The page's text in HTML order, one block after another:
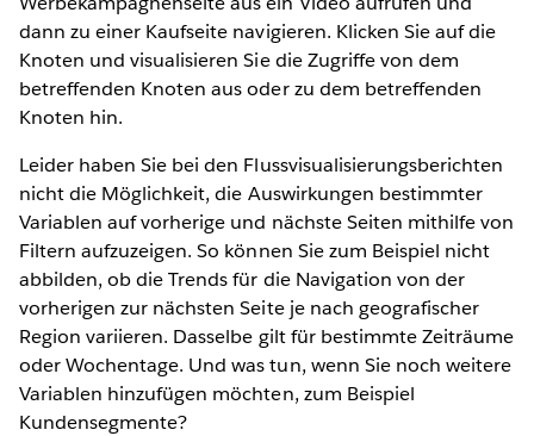
dann zu einer Kaufseite navigieren. Klicken Sie auf die
Knoten und visualisieren Sie die Zugriffe von dem
betreffenden Knoten aus oder zu dem betreffenden
Knoten hin.
Leider haben Sie bei den Flussvisualisierungsberichten
nicht die Möglichkeit, die Auswirkungen bestimmter
Variablen auf vorherige und nächste Seiten mithilfe von
Filtern aufzuzeigen. So können Sie zum Beispiel nicht
abbilden, ob die Trends für die Navigation von der
vorherigen zur nächsten Seite je nach geografischer
Region variieren. Dasselbe gilt für bestimmte Zeiträume
oder Wochentage. Und was tun, wenn Sie noch weitere
Variablen hinzufügen möchten, zum Beispiel
Kundensegmente?